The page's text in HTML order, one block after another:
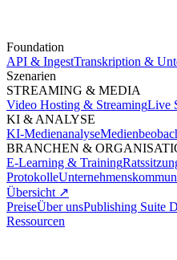
Foundation
API & IngestTranskription &
Szenarien
STREAMING & MEDIA
Video Hosting & StreamingLive
KI & ANALYSE
KI-Medienanalyse
BRANCHEN &
E-Learning & Training
Protokolle
Übersicht ↗
PreiseÜber unsPublishing Suite
Ressourcen